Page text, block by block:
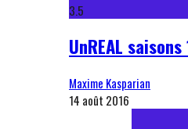
3.5
UnREAL
Maxime Kasparian
14 août 2016